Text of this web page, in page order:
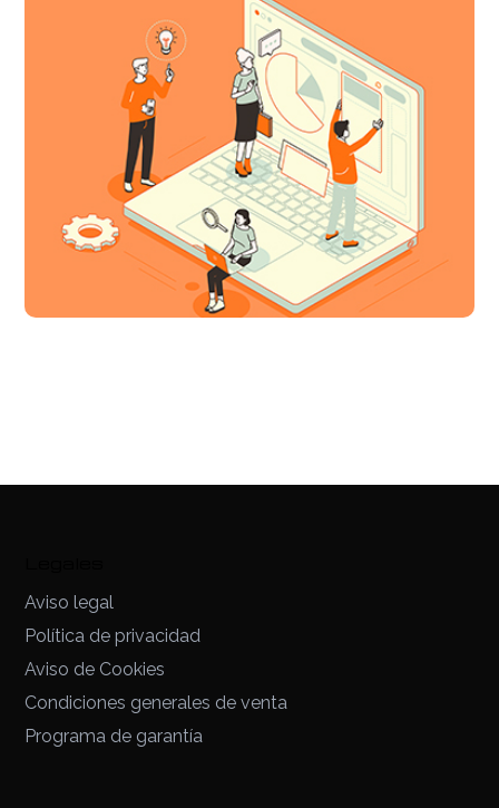
Aviso legal
Política de privacidad
Aviso de Cookies
Condiciones generales de venta
Programa de garantía